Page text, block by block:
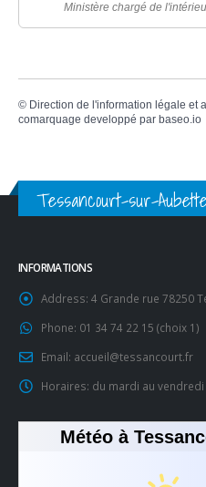
Ministère chargé de
© Direction de l'information légale et
comarquage developpé par baseo.io
Tessancourt-sur-
INFORMATIONS
Address: 4 Grande rue 78250
Phone: 01 34 74 22 15 (choix 1)
Email: accueil@tessancourt.fr
Horaires: du mardi au vendredi
Météo à